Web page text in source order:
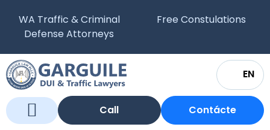
WA Traffic & Criminal
Defense Attorneys
Free Constulations
EN
Call
Contácte